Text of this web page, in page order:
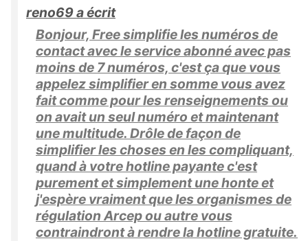
reno69 a écrit
Bonjour, Free simplifie les numéros de
contact avec le service abonné avec pas
moins de 7 numéros, c'est ça que vous
appelez simplifier en somme vous avez
fait comme pour les renseignements ou
on avait un seul numéro et maintenant
une multitude. Drôle de façon de
simplifier les choses en les compliquant,
quand à votre hotline payante c'est
purement et simplement une honte et
j'espère vraiment que les organismes de
régulation Arcep ou autre vous
contraindront à rendre la hotline gratuite.